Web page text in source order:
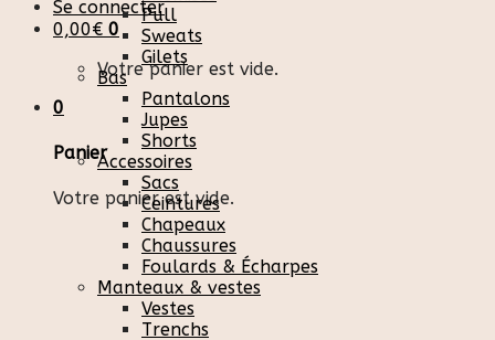
Se connecter
0,00€ 0
Votre panier est vide.
0
Panier
Votre panier est vide.
Pull
Sweats
Gilets
Bas
Pantalons
Jupes
Shorts
Accessoires
Sacs
Ceintures
Chapeaux
Chaussures
Foulards & Écharpes
Manteaux & vestes
Vestes
Trenchs